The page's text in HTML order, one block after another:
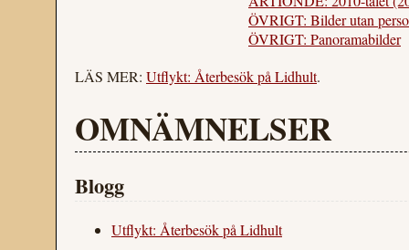
ÖVRIGT: Bilder utan
ÖVRIGT: Panoramabilder
LÄS MER: Utflykt: Återbesök på Lidhult.
OMNÄMNELSER
Blogg
Utflykt: Återbesök på Lidhult